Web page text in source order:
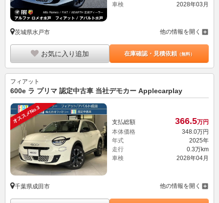
車検
2028年03月
茨城県水戸市 他の情報を開く
お気に入り追加 在庫確認・見積依頼（無料）
フィアット
600e ラ プリマ 認定中古車 当社デモカー Applecarplay
オススメNo.3 支払総額 366.5万円
本体価格
348.0万円
年式
2025年
走行
0.3万km
車検
2028年04月
千葉県成田市 他の情報を開く